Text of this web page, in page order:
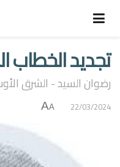
تجديد الخطاب
رضوان السيد - الشرق
22/03/2024
A
A